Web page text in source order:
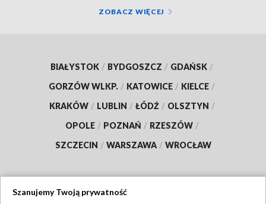
ZOBACZ WIĘCEJ
BIAŁYSTOK / BYDGOSZCZ / GDAŃSK /
GORZÓW WLKP. / KATOWICE / KIELCE /
KRAKÓW / LUBLIN / ŁÓDŹ / OLSZTYN /
OPOLE / POZNAŃ / RZESZÓW /
SZCZECIN / WARSZAWA / WROCŁAW
Szanujemy Twoją prywatność